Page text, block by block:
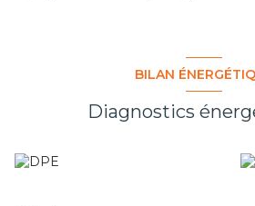
BILAN
Diagnostics